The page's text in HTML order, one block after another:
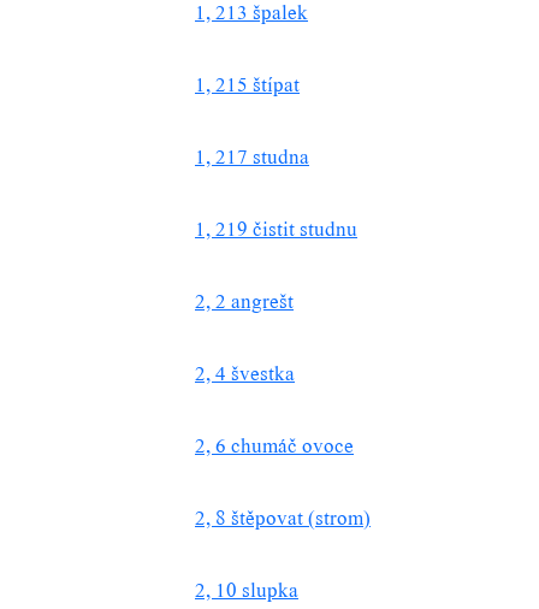
1, 213 špalek
1, 215 štípat
1, 217 studna
1, 219 čistit studnu
2, 2 angrešt
2, 4 švestka
2, 6 chumáč ovoce
2, 8 štěpovat (strom)
2, 10 slupka